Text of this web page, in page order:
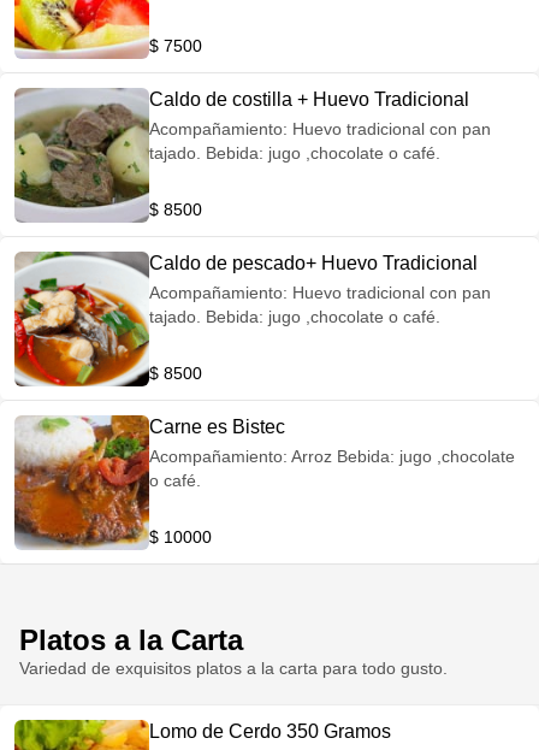
$ 7500
Caldo de costilla + Huevo Tradicional
Acompañamiento: Huevo tradicional con pan
tajado. Bebida: jugo ,chocolate o café.
$ 8500
Caldo de pescado+ Huevo Tradicional
Acompañamiento: Huevo tradicional con pan
tajado. Bebida: jugo ,chocolate o café.
$ 8500
Carne es Bistec
Acompañamiento: Arroz Bebida: jugo ,chocolate
o café.
$ 10000
Platos a la Carta
Variedad de exquisitos platos a la carta para todo gusto.
Lomo de Cerdo 350 Gramos